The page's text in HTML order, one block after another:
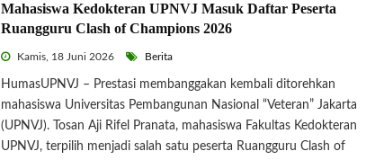
Mahasiswa Kedokteran UPNVJ Masuk Daftar Peserta
Ruangguru Clash of Champions 2026
Kamis, 18 Juni 2026 Berita
HumasUPNVJ – Prestasi membanggakan kembali ditorehkan
mahasiswa Universitas Pembangunan Nasional “Veteran” Jakarta
(UPNVJ). Tosan Aji Rifel Pranata, mahasiswa Fakultas Kedokteran
UPNVJ, terpilih menjadi salah satu peserta Ruangguru Clash of